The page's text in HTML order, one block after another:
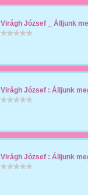
Virágh József _ Álljunk
Virágh József : Álljunk
Virágh József : Álljunk